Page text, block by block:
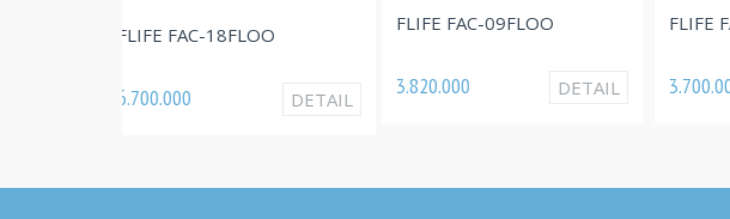
DETAIL 3.820.000 DETAIL
FLIFE FAC-07FLOO
3.700.000 DETAIL